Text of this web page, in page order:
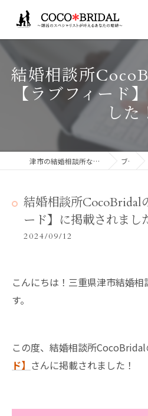
結婚相談所
【ラブフィード
した
津市の結婚相談所ならCocoBridalココブライダル ブログ
結婚相談所CocoBridal
ード】に掲載されまし
2024/09/12
こんにちは！三重県津市結婚
す。
この度、結婚相談所
ド】 さんに掲載されました！